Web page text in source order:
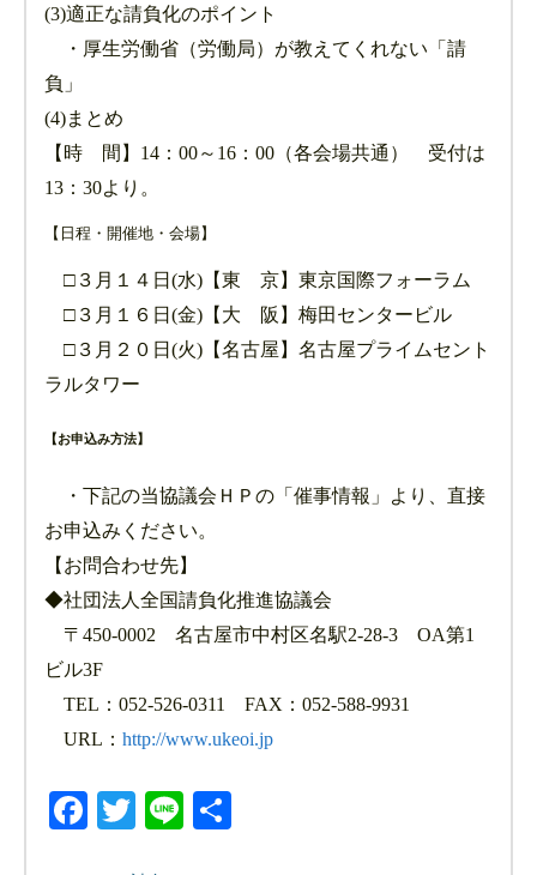
(3)適正な請負化のポイント
・厚生労働省（労働局）が教えてくれない「請
負」
(4)まとめ
【時 間】14：00～16：00（各会場共通） 受付は
13：30より。
【日程・開催地・会場】
□３月１４日(水)【東 京】東京国際フォーラム
□３月１６日(金)【大 阪】梅田センタービル
□３月２０日(火)【名古屋】名古屋プライムセント
ラルタワー
【お申込み方法】
・下記の当協議会ＨＰの「催事情報」より、直接
お申込みください。
【お問合わせ先】
◆社団法人全国請負化推進協議会
〒450-0002 名古屋市中村区名駅2-28-3 OA第1
ビル3F
TEL：052-526-0311 FAX：052-588-9931
URL：http://www.ukeoi.jp
Facebook
Twitter
Line